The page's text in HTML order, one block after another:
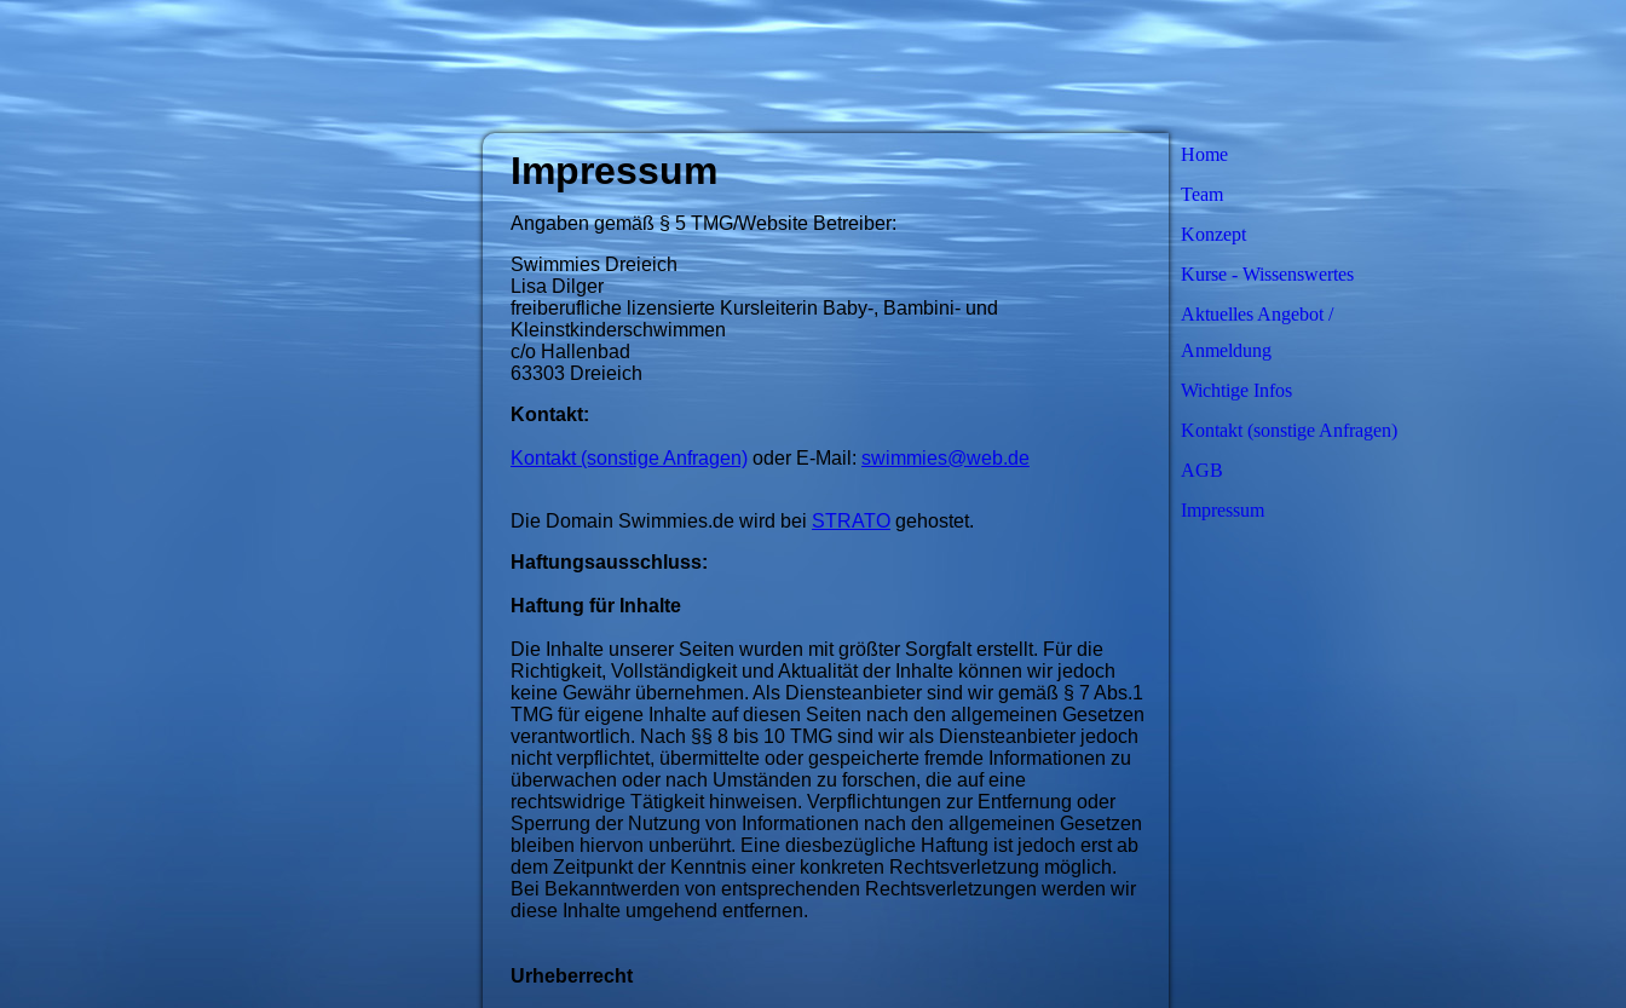
Impressum
Angaben gemäß § 5 TMG/Website Betreiber:
Swimmies Dreieich
Lisa Dilger
freiberufliche lizensierte Kursleiterin Baby-, Bambini- und
Kleinstkinderschwimmen
c/o Hallenbad
63303 Dreieich
Kontakt:
Kontakt (sonstige Anfragen) oder E-Mail: swimmies@web.de
Die Domain Swimmies.de wird bei STRATO gehostet.
Haftungsausschluss:
Haftung für Inhalte
Die Inhalte unserer Seiten wurden mit größter Sorgfalt erstellt. Für die
Richtigkeit, Vollständigkeit und Aktualität der Inhalte können wir jedoch
keine Gewähr übernehmen. Als Diensteanbieter sind wir gemäß § 7 Abs.1
TMG für eigene Inhalte auf diesen Seiten nach den allgemeinen Gesetzen
verantwortlich. Nach §§ 8 bis 10 TMG sind wir als Diensteanbieter jedoch
nicht verpflichtet, übermittelte oder gespeicherte fremde Informationen zu
überwachen oder nach Umständen zu forschen, die auf eine
rechtswidrige Tätigkeit hinweisen. Verpflichtungen zur Entfernung oder
Sperrung der Nutzung von Informationen nach den allgemeinen Gesetzen
bleiben hiervon unberührt. Eine diesbezügliche Haftung ist jedoch erst ab
dem Zeitpunkt der Kenntnis einer konkreten Rechtsverletzung möglich.
Bei Bekanntwerden von entsprechenden Rechtsverletzungen werden wir
diese Inhalte umgehend entfernen.
Urheberrecht
Home
Team
Konzept
Kurse - Wissenswertes
Aktuelles Angebot /
Anmeldung
Wichtige Infos
Kontakt (sonstige Anfragen)
AGB
Impressum